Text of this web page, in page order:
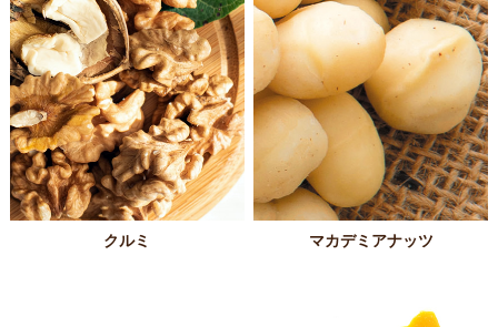
クルミ マカデミアナッツ